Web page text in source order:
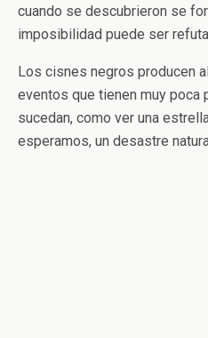
cuando se descubrieron se
imposibilidad puede ser
Los cisnes negros producen
eventos que tienen muy poca
sucedan, como ver una
esperamos, un desastre